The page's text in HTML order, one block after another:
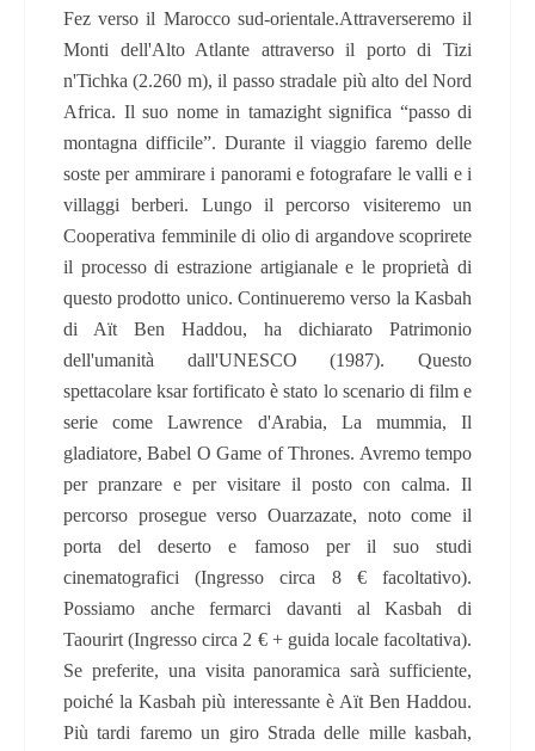
Fez verso il Marocco sud-orientale.Attraverseremo il
Monti dell'Alto Atlante attraverso il porto di Tizi
n'Tichka (2.260 m), il passo stradale più alto del Nord
Africa. Il suo nome in tamazight significa “passo di
montagna difficile”. Durante il viaggio faremo delle
soste per ammirare i panorami e fotografare le valli e i
villaggi berberi. Lungo il percorso visiteremo un
Cooperativa femminile di olio di argandove scoprirete
il processo di estrazione artigianale e le proprietà di
questo prodotto unico. Continueremo verso la Kasbah
di Aït Ben Haddou, ha dichiarato Patrimonio
dell'umanità dall'UNESCO (1987). Questo
spettacolare ksar fortificato è stato lo scenario di film e
serie come Lawrence d'Arabia, La mummia, Il
gladiatore, Babel O Game of Thrones. Avremo tempo
per pranzare e per visitare il posto con calma. Il
percorso prosegue verso Ouarzazate, noto come il
porta del deserto e famoso per il suo studi
cinematografici (Ingresso circa 8 € facoltativo).
Possiamo anche fermarci davanti al Kasbah di
Taourirt (Ingresso circa 2 € + guida locale facoltativa).
Se preferite, una visita panoramica sarà sufficiente,
poiché la Kasbah più interessante è Aït Ben Haddou.
Più tardi faremo un giro Strada delle mille kasbah,